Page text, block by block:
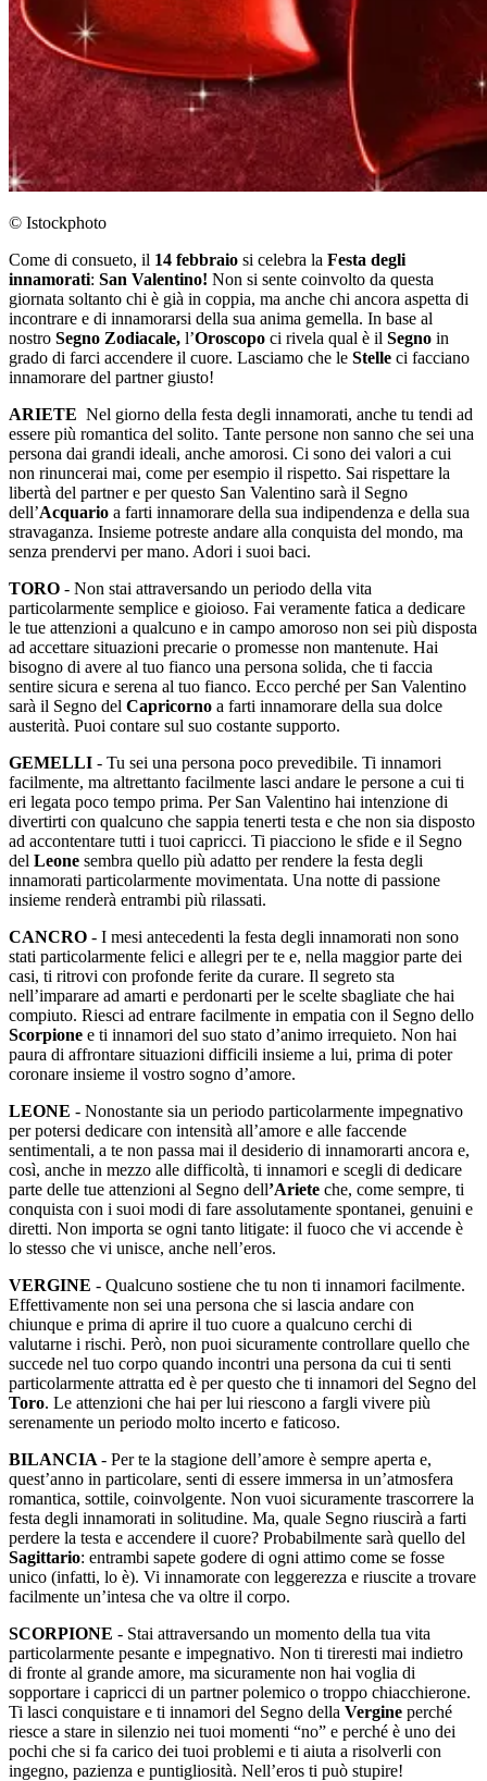
© Istockphoto
Come di consueto, il 14 febbraio si celebra la Festa degli
innamorati: San Valentino! Non si sente coinvolto da questa
giornata soltanto chi è già in coppia, ma anche chi ancora aspetta di
incontrare e di innamorarsi della sua anima gemella. In base al
nostro Segno Zodiacale, l’Oroscopo ci rivela qual è il Segno in
grado di farci accendere il cuore. Lasciamo che le Stelle ci facciano
innamorare del partner giusto!
ARIETE Nel giorno della festa degli innamorati, anche tu tendi ad
essere più romantica del solito. Tante persone non sanno che sei una
persona dai grandi ideali, anche amorosi. Ci sono dei valori a cui
non rinuncerai mai, come per esempio il rispetto. Sai rispettare la
libertà del partner e per questo San Valentino sarà il Segno
dell’Acquario a farti innamorare della sua indipendenza e della sua
stravaganza. Insieme potreste andare alla conquista del mondo, ma
senza prendervi per mano. Adori i suoi baci.
TORO - Non stai attraversando un periodo della vita
particolarmente semplice e gioioso. Fai veramente fatica a dedicare
le tue attenzioni a qualcuno e in campo amoroso non sei più disposta
ad accettare situazioni precarie o promesse non mantenute. Hai
bisogno di avere al tuo fianco una persona solida, che ti faccia
sentire sicura e serena al tuo fianco. Ecco perché per San Valentino
sarà il Segno del Capricorno a farti innamorare della sua dolce
austerità. Puoi contare sul suo costante supporto.
GEMELLI - Tu sei una persona poco prevedibile. Ti innamori
facilmente, ma altrettanto facilmente lasci andare le persone a cui ti
eri legata poco tempo prima. Per San Valentino hai intenzione di
divertirti con qualcuno che sappia tenerti testa e che non sia disposto
ad accontentare tutti i tuoi capricci. Ti piacciono le sfide e il Segno
del Leone sembra quello più adatto per rendere la festa degli
innamorati particolarmente movimentata. Una notte di passione
insieme renderà entrambi più rilassati.
CANCRO - I mesi antecedenti la festa degli innamorati non sono
stati particolarmente felici e allegri per te e, nella maggior parte dei
casi, ti ritrovi con profonde ferite da curare. Il segreto sta
nell’imparare ad amarti e perdonarti per le scelte sbagliate che hai
compiuto. Riesci ad entrare facilmente in empatia con il Segno dello
Scorpione e ti innamori del suo stato d’animo irrequieto. Non hai
paura di affrontare situazioni difficili insieme a lui, prima di poter
coronare insieme il vostro sogno d’amore.
LEONE - Nonostante sia un periodo particolarmente impegnativo
per potersi dedicare con intensità all’amore e alle faccende
sentimentali, a te non passa mai il desiderio di innamorarti ancora e,
così, anche in mezzo alle difficoltà, ti innamori e scegli di dedicare
parte delle tue attenzioni al Segno dell’Ariete che, come sempre, ti
conquista con i suoi modi di fare assolutamente spontanei, genuini e
diretti. Non importa se ogni tanto litigate: il fuoco che vi accende è
lo stesso che vi unisce, anche nell’eros.
VERGINE - Qualcuno sostiene che tu non ti innamori facilmente.
Effettivamente non sei una persona che si lascia andare con
chiunque e prima di aprire il tuo cuore a qualcuno cerchi di
valutarne i rischi. Però, non puoi sicuramente controllare quello che
succede nel tuo corpo quando incontri una persona da cui ti senti
particolarmente attratta ed è per questo che ti innamori del Segno del
Toro. Le attenzioni che hai per lui riescono a fargli vivere più
serenamente un periodo molto incerto e faticoso.
BILANCIA - Per te la stagione dell’amore è sempre aperta e,
quest’anno in particolare, senti di essere immersa in un’atmosfera
romantica, sottile, coinvolgente. Non vuoi sicuramente trascorrere la
festa degli innamorati in solitudine. Ma, quale Segno riuscirà a farti
perdere la testa e accendere il cuore? Probabilmente sarà quello del
Sagittario: entrambi sapete godere di ogni attimo come se fosse
unico (infatti, lo è). Vi innamorate con leggerezza e riuscite a trovare
facilmente un’intesa che va oltre il corpo.
SCORPIONE - Stai attraversando un momento della tua vita
particolarmente pesante e impegnativo. Non ti tireresti mai indietro
di fronte al grande amore, ma sicuramente non hai voglia di
sopportare i capricci di un partner polemico o troppo chiacchierone.
Ti lasci conquistare e ti innamori del Segno della Vergine perché
riesce a stare in silenzio nei tuoi momenti “no” e perché è uno dei
pochi che si fa carico dei tuoi problemi e ti aiuta a risolverli con
ingegno, pazienza e puntigliosità. Nell’eros ti può stupire!